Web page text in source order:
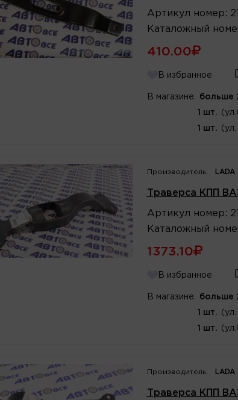
Артикул номер :
Каталожный
410.00
В избранное
В магазине: больше
1 шт.
1 шт.
Производитель: LADA
Траверса КПП
Артикул номер :
Каталожный
1373.10
В избранное
В магазине: больше
1 шт.
1 шт.
Производитель: LADA
Траверса КПП